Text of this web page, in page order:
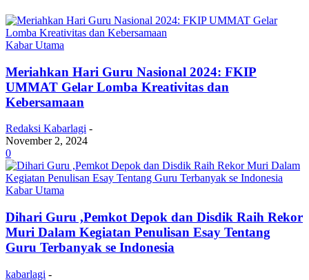
Kabar Utama
Meriahkan Hari Guru Nasional 2024: FKIP
UMMAT Gelar Lomba Kreativitas dan
Kebersamaan
Redaksi Kabarlagi -
November 2, 2024
0
Kabar Utama
Dihari Guru ,Pemkot Depok dan Disdik Raih Rekor
Muri Dalam Kegiatan Penulisan Esay Tentang
Guru Terbanyak se Indonesia
kabarlagi -